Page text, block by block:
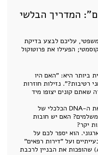
המדריך הבלשי
עליכם לבצע בדיקת
הפעילו את פרוטוקול
ביותר היא: "האם היו
רטיבות?". נזילות חוזרות
שאתם קונים יצופו מיד
כאן בודקים את ה-DNA הכלכלי של
משלמים? האם יש חובות
יקר?
הוא יספר לכם על
ועל "דירות רפאים"
המושכרות לטווח קצר (Airbnb) שהופכות את הבניין לרכבת